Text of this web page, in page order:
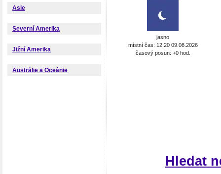
Asie
Severní Amerika
Jižní Amerika
Austrálie a Oceánie
jasno
místní čas: 12:20 09.08.2026
časový posun: +0 hod.
Hledat